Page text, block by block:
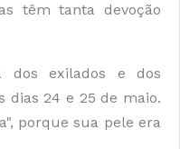
têm tanta devoção
dos exilados e dos
dias 24 e 25 de maio.
porque sua pele era